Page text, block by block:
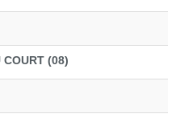
COURT (08)